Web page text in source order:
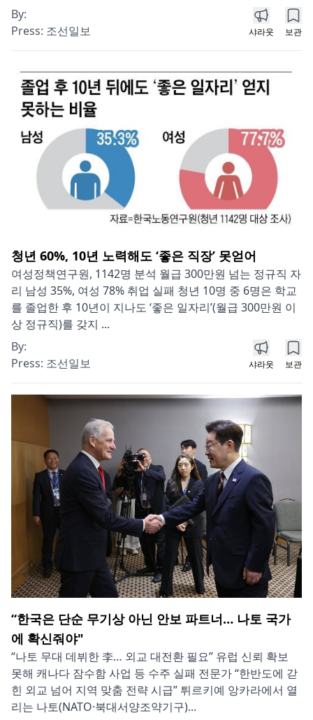
By:
Press: 조선일보 샤라웃 보관
청년 60%, 10년 노력해도 ‘좋은 직장’ 못얻어
여성정책연구원, 1142명 분석 월급 300만원 넘는 정규직 자
리 남성 35%, 여성 78% 취업 실패 청년 10명 중 6명은 학교
를 졸업한 후 10년이 지나도 ‘좋은 일자리’(월급 300만원 이
상 정규직)를 갖지 ...
By:
Press: 조선일보 샤라웃 보관
“한국은 단순 무기상 아닌 안보 파트너… 나토 국가
에 확신줘야"
“나토 무대 데뷔한 李… 외교 대전환 필요” 유럽 신뢰 확보
못해 캐나다 잠수함 사업 등 수주 실패 전문가 “한반도에 갇
힌 외교 넘어 지역 맞춤 전략 시급” 튀르키예 앙카라에서 열
리는 나토(NATO·북대서양조약기구)...